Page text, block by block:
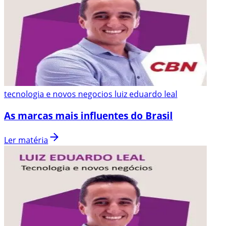
tecnologia e novos negocios luiz eduardo leal
As marcas mais influentes do Brasil
Ler matéria